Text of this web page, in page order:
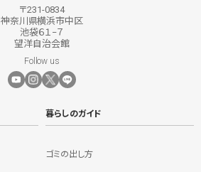
〒231-0834
神奈川県横浜市中区
池袋６１−７
望洋自治会館
暮らしのガイド
ゴミの出し方